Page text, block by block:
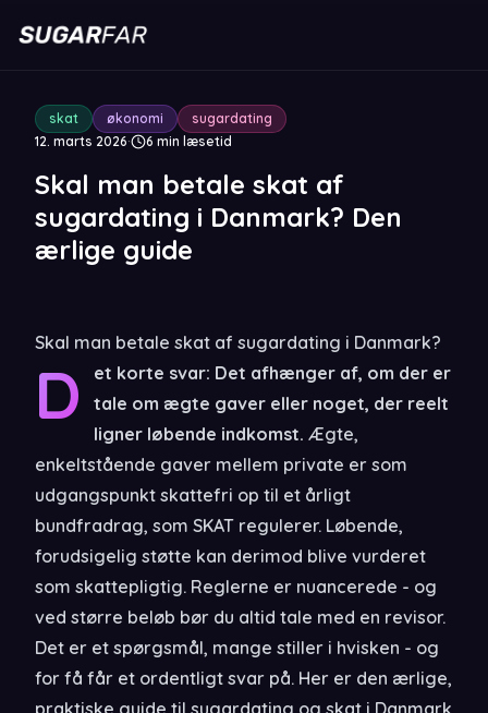
skat økonomi
sugardating
12. marts 2026· 6 min læsetid
Skal man betale skat af
sugardating i Danmark? Den
ærlige guide
Skal man betale skat af sugardating i Danmark?
D
et korte svar: Det afhænger af, om der er
tale om ægte gaver eller noget, der reelt
ligner løbende indkomst. Ægte,
enkeltstående gaver mellem private er som
udgangspunkt skattefri op til et årligt
bundfradrag, som SKAT regulerer. Løbende,
forudsigelig støtte kan derimod blive vurderet
som skattepligtig. Reglerne er nuancerede - og
ved større beløb bør du altid tale med en revisor.
Det er et spørgsmål, mange stiller i hvisken - og
for få får et ordentligt svar på. Her er den ærlige,
praktiske guide til sugardating og skat i Danmark